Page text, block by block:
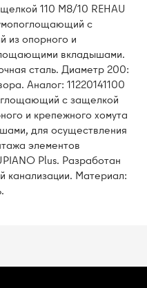
110 M8/10 REHAU
с
из опорного и
вкладышами.
сталь. Диаметр 200:
Аналог: 11220141100
с защелкой
и крепежного хомута
для осуществления
элементов
Plus. Разработан
Материал: